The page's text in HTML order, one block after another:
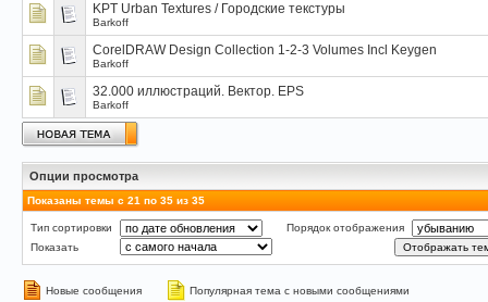
KPT Urban Textures / Городские текстуры
Barkoff
CorelDRAW Design Collection 1-2-3 Volumes Incl Keygen
Barkoff
32.000 иллюстраций. Вектор. EPS
Barkoff
Опции просмотра
Показаны темы с 21 по 35 из 35
Тип сортировки
Порядок отображения
Показать
Новые сообщения Популярная тема с новыми сообщениями